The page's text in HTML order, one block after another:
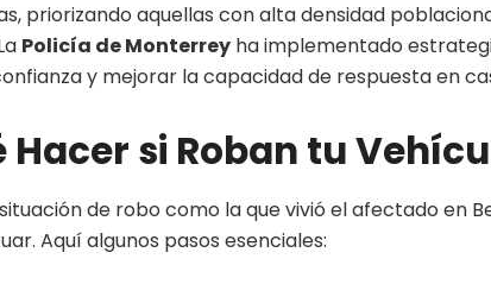
priorizando aquellas con alta densidad
Policía de Monterrey ha implementado
y mejorar la capacidad de respuesta en
Hacer si Roban tu
de robo como la que vivió el afectado en
Aquí algunos pasos esenciales: